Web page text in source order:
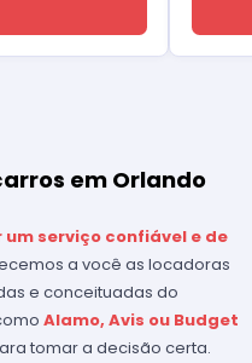
em Orlando
serviço confiável e de
a você as locadoras
e conceituadas do
Alamo, Avis ou Budget
tomar a decisão certa.